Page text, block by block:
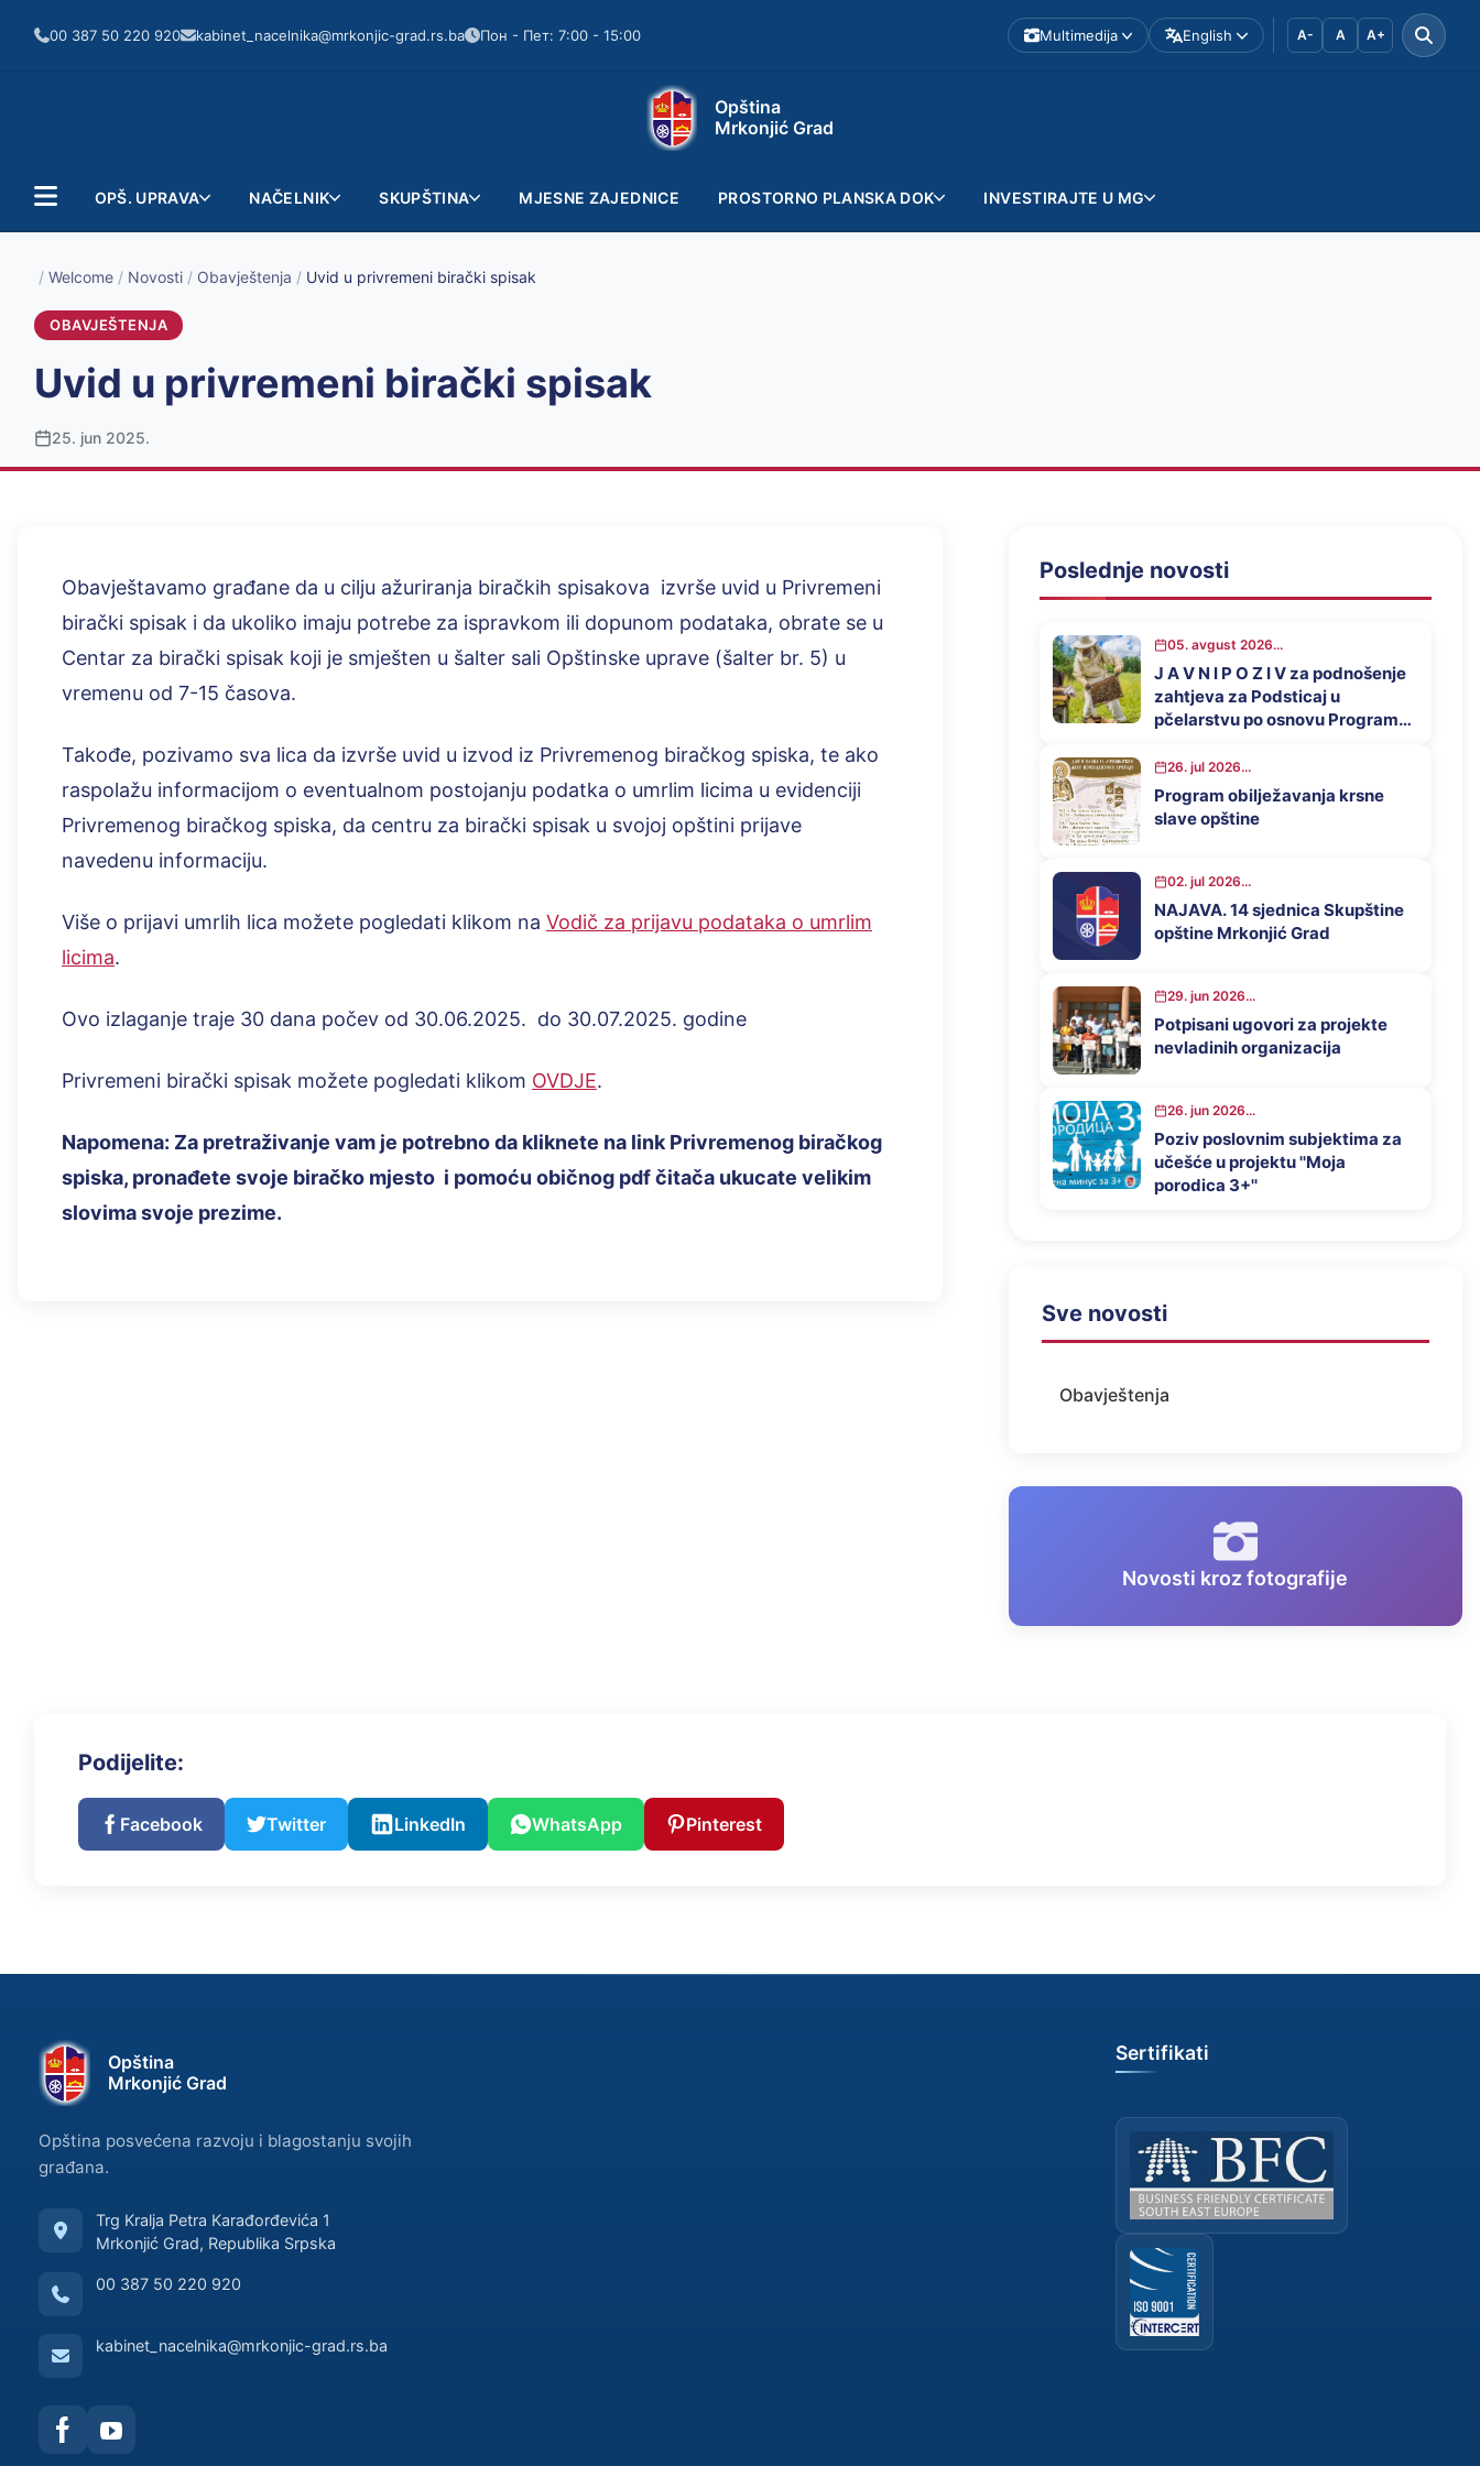
00 387 50 220 920 kabinet_nacelnika@mrkonjic-grad.rs.ba Пон - Пет: 7:00 - 15:00 Multimedija English A- A A+
Opština
Mrkonjić Grad
OPŠ. UPRAVA NAČELNIK SKUPŠTINA MJESNE ZAJEDNICE PROSTORNO PLANSKA DOK INVESTIRAJTE U MG
/ Welcome / Novosti / Obavještenja / Uvid u privremeni birački spisak
OBAVJEŠTENJA
Uvid u privremeni birački spisak
25. jun 2025.
Obavještavamo građane da u cilju ažuriranja biračkih spisakova izvrše uvid u Privremeni
birački spisak i da ukoliko imaju potrebe za ispravkom ili dopunom podataka, obrate se u
Centar za birački spisak koji je smješten u šalter sali Opštinske uprave (šalter br. 5) u
vremenu od 7-15 časova.
Takođe, pozivamo sva lica da izvrše uvid u izvod iz Privremenog biračkog spiska, te ako
raspolažu informacijom o eventualnom postojanju podatka o umrlim licima u evidenciji
Privremenog biračkog spiska, da centru za birački spisak u svojoj opštini prijave
navedenu informaciju.
Više o prijavi umrlih lica možete pogledati klikom na Vodič za prijavu podataka o umrlim
licima.
Ovo izlaganje traje 30 dana počev od 30.06.2025. do 30.07.2025. godine
Privremeni birački spisak možete pogledati klikom OVDJE.
Napomena: Za pretraživanje vam je potrebno da kliknete na link Privremenog biračkog
spiska, pronađete svoje biračko mjesto i pomoću običnog pdf čitača ukucate velikim
slovima svoje prezime.
Poslednje novosti
05. avgust 2026...
J A V N I P O Z I V za podnošenje
zahtjeva za Podsticaj u
pčelarstvu po osnovu Programa
opštine Mrkonjić Grad u 2026.
godini
26. jul 2026...
Program obilježavanja krsne
slave opštine
02. jul 2026...
NAJAVA. 14 sjednica Skupštine
opštine Mrkonjić Grad
29. jun 2026...
Potpisani ugovori za projekte
nevladinih organizacija
26. jun 2026...
Poziv poslovnim subjektima za
učešće u projektu ''Moja
porodica 3+''
Sve novosti
Obavještenja
Novosti kroz fotografije
Podijelite:
Facebook Twitter LinkedIn WhatsApp Pinterest
Opština
Mrkonjić Grad
Opština posvećena razvoju i blagostanju svojih
građana.
Trg Kralja Petra Karađorđevića 1
Mrkonjić Grad, Republika Srpska
00 387 50 220 920
kabinet_nacelnika@mrkonjic-grad.rs.ba
Sertifikati